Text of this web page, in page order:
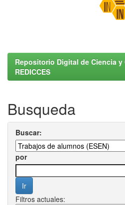
Repositorio Digital de Ciencia
REDICCES
Busqueda
Buscar:
por
Filtros actuales: